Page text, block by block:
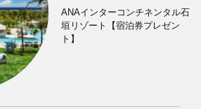
ANAインターコンチネンタル石
垣リゾート【宿泊券プレゼン
ト】